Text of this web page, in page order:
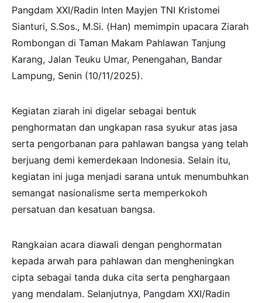
Pangdam XXI/Radin Inten Mayjen TNI Kristomei
Sianturi, S.Sos., M.Si. (Han) memimpin upacara Ziarah
Rombongan di Taman Makam Pahlawan Tanjung
Karang, Jalan Teuku Umar, Penengahan, Bandar
Lampung, Senin (10/11/2025).
Kegiatan ziarah ini digelar sebagai bentuk
penghormatan dan ungkapan rasa syukur atas jasa
serta pengorbanan para pahlawan bangsa yang telah
berjuang demi kemerdekaan Indonesia. Selain itu,
kegiatan ini juga menjadi sarana untuk menumbuhkan
semangat nasionalisme serta memperkokoh
persatuan dan kesatuan bangsa.
Rangkaian acara diawali dengan penghormatan
kepada arwah para pahlawan dan mengheningkan
cipta sebagai tanda duka cita serta penghargaan
yang mendalam. Selanjutnya, Pangdam XXI/Radin